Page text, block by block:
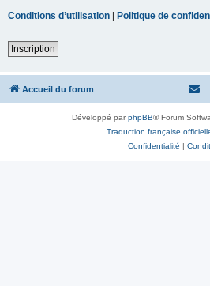
Conditions d’utilisation | Politique de
Inscription
Accueil du forum
Développé parphpBB® Forum
Traduction française
Confidentialité |